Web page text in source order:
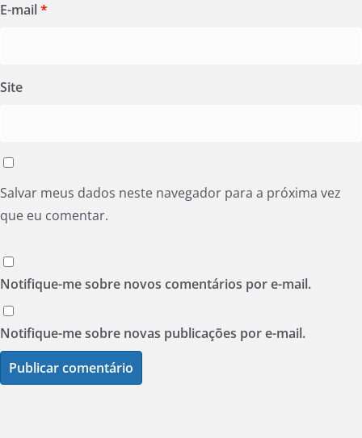
E-mail*
Site
Salvar meus dados neste navegador para a próxima vez
que eu comentar.
Notifique-me sobre novos comentários por e-mail.
Notifique-me sobre novas publicações por e-mail.